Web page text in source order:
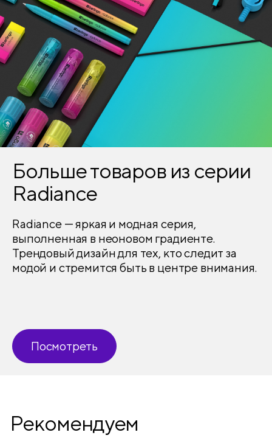
Уголки внутреннего блока скругленные
Перфорированные уголки да
Географическая карта
Справочный материал
Печать форзаца
Печать года на обложке
Блестки/глиттер
Тиснение нет
Ламинация
Больше товаров из серии
Radiance
Radiance — яркая и модная серия,
выполненная в неоновом градиенте.
Трендовый дизайн для тех, кто следит за
модой и стремится быть в центре внимания.
Посмотреть
Рекомендуем